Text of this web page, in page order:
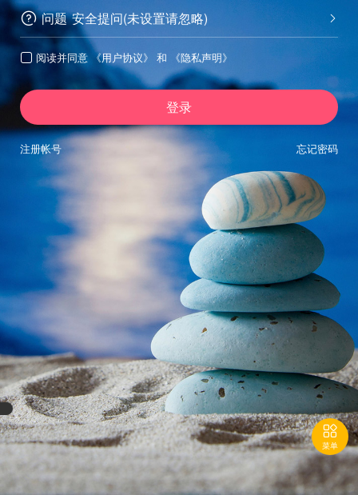
 问题 
安全提问(未设置请忽略)
 阅读并同意 《用户协议》 和 《隐私声明》
登录
忘记密码
注册帐号

菜单